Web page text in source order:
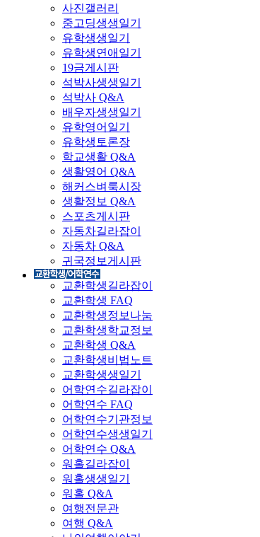
사진갤러리
중고딩생생일기
유학생생일기
유학생연애일기
19금게시판
석박사생생일기
석박사 Q&A
배우자생생일기
유학영어일기
유학생토론장
학교생활 Q&A
생활영어 Q&A
해커스벼룩시장
생활정보 Q&A
스포츠게시판
자동차길라잡이
자동차 Q&A
귀국정보게시판
교환학생길라잡이
교환학생 FAQ
교환학생정보나눔
교환학생학교정보
교환학생 Q&A
교환학생비법노트
교환학생생일기
어학연수길라잡이
어학연수 FAQ
어학연수기관정보
어학연수생생일기
어학연수 Q&A
워홀길라잡이
워홀생생일기
워홀 Q&A
여행전문관
여행 Q&A